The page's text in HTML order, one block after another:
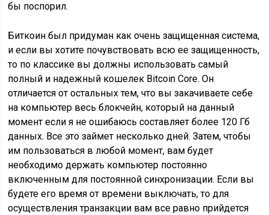
бы поспорил.
Биткоин был придуман как очень защищенная система,
и если вы хотите почувствовать всю ее защищенность,
то по классике вы должны использовать самый
полный и надежный кошелек Bitcoin Core. Он
отличается от остальных тем, что вы закачиваете себе
на компьютер весь блокчейн, который на данный
момент если я не ошибаюсь составляет более 120 Гб
данных. Все это займет несколько дней. Затем, чтобы
им пользоваться в любой момент, вам будет
необходимо держать компьютер постоянно
включенным для постоянной синхронизации. Если вы
будете его время от времени выключать, то для
осуществления транзакции вам все равно прийдется